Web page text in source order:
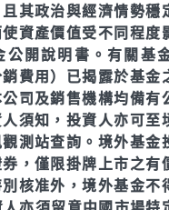
其政治與經濟情勢穩
資產價值受不同程度
公開說明書。有關基
銷費用）已揭露於基
司及銷售機構均備有
須知，投資人亦可至
測站查詢。境外基金
，僅限掛牌上市之有
核准外，境外基金不